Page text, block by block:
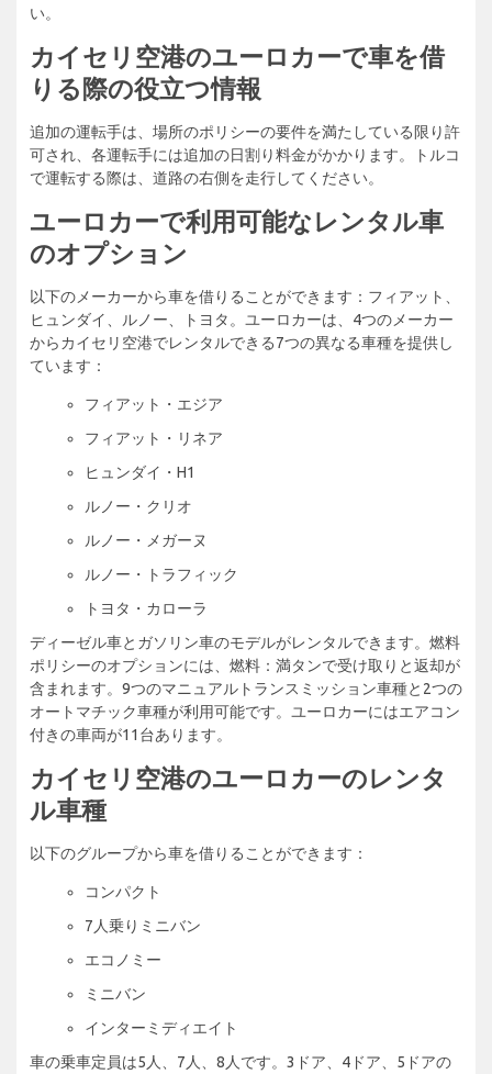
い。
カイセリ空港のユーロカーで車を借
りる際の役立つ情報
追加の運転手は、場所のポリシーの要件を満たしている限り許
可され、各運転手には追加の日割り料金がかかります。トルコ
で運転する際は、道路の右側を走行してください。
ユーロカーで利用可能なレンタル車
のオプション
以下のメーカーから車を借りることができます：フィアット、
ヒュンダイ、ルノー、トヨタ。ユーロカーは、4つのメーカー
からカイセリ空港でレンタルできる7つの異なる車種を提供し
ています：
フィアット・エジア
フィアット・リネア
ヒュンダイ・H1
ルノー・クリオ
ルノー・メガーヌ
ルノー・トラフィック
トヨタ・カローラ
ディーゼル車とガソリン車のモデルがレンタルできます。燃料
ポリシーのオプションには、燃料：満タンで受け取りと返却が
含まれます。9つのマニュアルトランスミッション車種と2つの
オートマチック車種が利用可能です。ユーロカーにはエアコン
付きの車両が11台あります。
カイセリ空港のユーロカーのレンタ
ル車種
以下のグループから車を借りることができます：
コンパクト
7人乗りミニバン
エコノミー
ミニバン
インターミディエイト
車の乗車定員は5人、7人、8人です。3ドア、4ドア、5ドアの